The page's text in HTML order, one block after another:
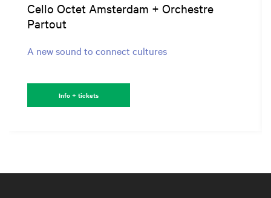
Cello Octet Amsterdam + Orchestre
Partout
A new sound to connect cultures
Info + tickets